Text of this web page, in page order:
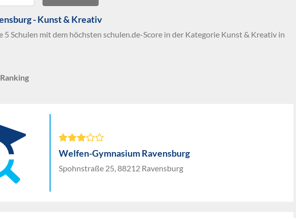
- Kunst & Kreativ
5 Schulen mit dem höchsten schulen.de-Score in der Kategorie Kunst & Kreativ in
Welfen-Gymnasium Ravensburg
Spohnstraße 25, 88212 Ravensburg